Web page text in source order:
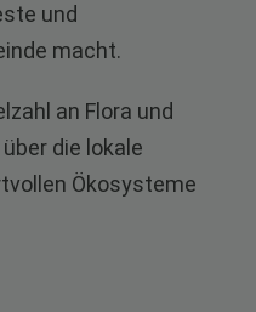
und
macht.
an Flora und
die lokale
Ökosysteme